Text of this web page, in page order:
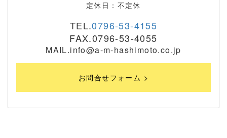
定休日：不定休
TEL.0796-53-4155
FAX.0796-53-4055
MAIL.info@a-m-hashimoto.co.jp
お問合せフォーム >